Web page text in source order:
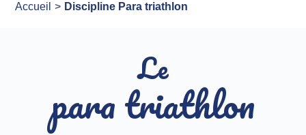
Accueil Discipline Para triathlon
Le
para triathlon